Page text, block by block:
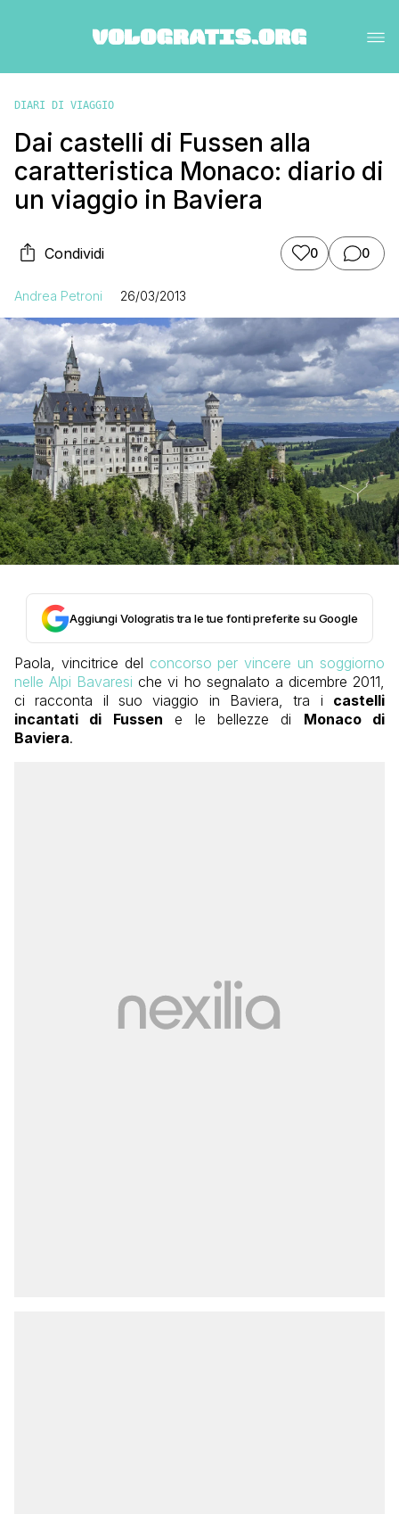
DIARI DI VIAGGIO
Dai castelli di Fussen alla
caratteristica Monaco: diario di
un viaggio in Baviera
Condividi 0 0
Andrea Petroni 26/03/2013
Aggiungi Vologratis tra le tue fonti preferite su Google
Paola, vincitrice del concorso per vincere un soggiorno
nelle Alpi Bavaresi che vi ho segnalato a dicembre 2011,
ci racconta il suo viaggio in Baviera, tra i castelli
incantati di Fussen e le bellezze di Monaco di
Baviera.